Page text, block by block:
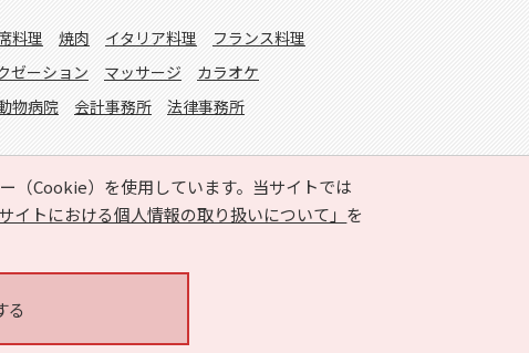
（Cookie）を使用しています。当サイトでは
イトにおける個人情報の取り扱いについて」 を
る
料理 焼肉 イタリア料理
フランス料理
ゼーション マッサージ
カラオケ
物病院 会計事務所 法律事務所